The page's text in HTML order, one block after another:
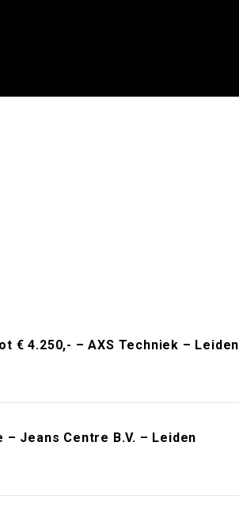
€ 4.250,- – AXS Techniek – Leiden
Jeans Centre B.V. – Leiden